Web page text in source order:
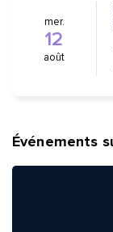
mer.
12
août
Événements